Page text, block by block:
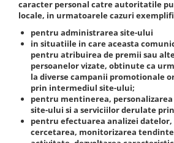
caracter personal catre autoritatile
locale, in urmatoarele cazuri
pentru administrarea site-ului
in situatiile in care aceasta
pentru atribuirea de premii sau
persoanelor vizate, obtinute ca
la diverse campanii promotionale
prin intermediul site-ului;
pentru mentinerea,
site-ului si a serviciilor derulate
pentru efectuarea analizei datelor,
cercetarea, monitorizarea